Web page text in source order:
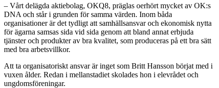
– Vårt delägda aktiebolag, OKQ8, präglas oerhört mycket av OK:s
DNA och står i grunden för samma värden. Inom båda
organisationer är det tydligt att samhällsansvar och ekonomisk nytta
för ägarna samsas sida vid sida genom att bland annat erbjuda
tjänster och produkter av bra kvalitet, som produceras på ett bra sätt
med bra arbetsvillkor.
Att ta organisatoriskt ansvar är inget som Britt Hansson börjat med i
vuxen ålder. Redan i mellanstadiet skolades hon i elevrådet och
ungdomsföreningar.